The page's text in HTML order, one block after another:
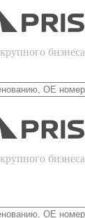
бизнеса
бизнеса